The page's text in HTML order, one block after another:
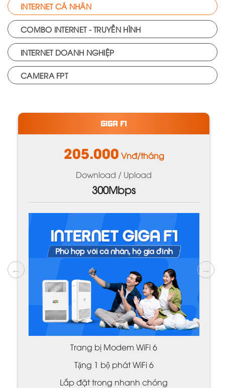
INTERNET CÁ NHÂN
COMBO INTERNET - TRUYỀN HÌNH
INTERNET DOANH NGHIỆP
CAMERA FPT
GIGA F1
205.000 Vnđ/tháng
Download / Upload
300Mbps
Trang bị Modem WiFi 6
Tặng 1 bộ phát WiFi 6
Lắp đặt trong nhanh chóng